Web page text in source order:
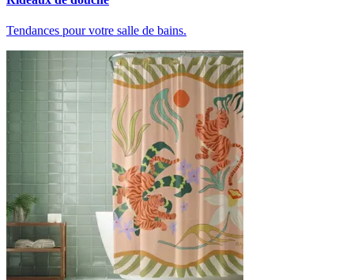
Tendances pour votre salle de bains.